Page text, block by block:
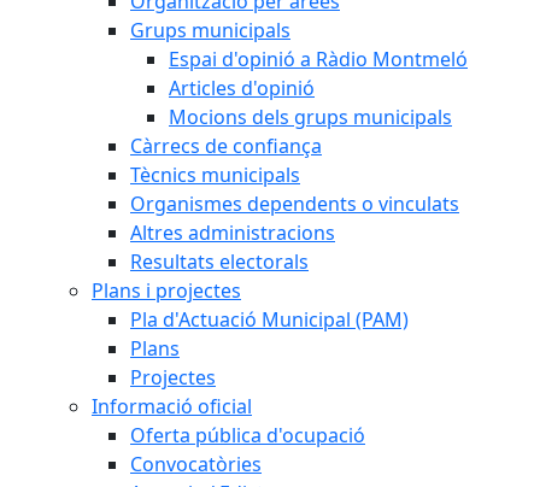
Grups municipals
Espai d'opinió a Ràdio Montmeló
Articles d'opinió
Mocions dels grups municipals
Càrrecs de confiança
Tècnics municipals
Organismes dependents o vinculats
Altres administracions
Resultats electorals
Plans i projectes
Pla d'Actuació Municipal (PAM)
Plans
Projectes
Informació oficial
Oferta pública d'ocupació
Convocatòries